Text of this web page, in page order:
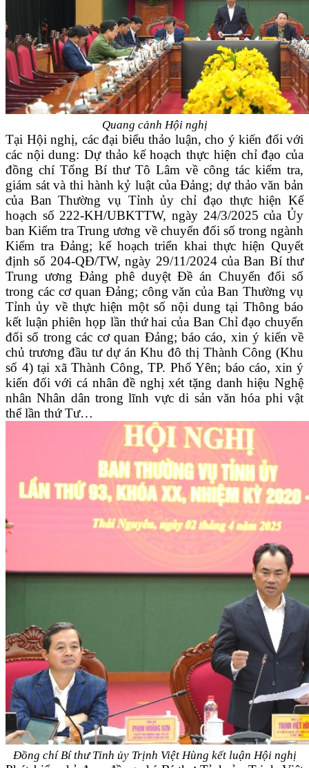
Quang cảnh Hội nghị
Tại Hội nghị, các đại biểu thảo luận, cho ý kiến đối với
các nội dung: Dự thảo kế hoạch thực hiện chỉ đạo của
đồng chí Tổng Bí thư Tô Lâm về công tác kiểm tra,
giám sát và thi hành kỷ luật của Đảng; dự thảo văn bản
của Ban Thường vụ Tỉnh ủy chỉ đạo thực hiện Kế
hoạch số 222-KH/UBKTTW, ngày 24/3/2025 của Ủy
ban Kiểm tra Trung ương về chuyển đổi số trong ngành
Kiểm tra Đảng; kế hoạch triển khai thực hiện Quyết
định số 204-QĐ/TW, ngày 29/11/2024 của Ban Bí thư
Trung ương Đảng phê duyệt Đề án Chuyển đổi số
trong các cơ quan Đảng; công văn của Ban Thường vụ
Tỉnh ủy về thực hiện một số nội dung tại Thông báo
kết luận phiên họp lần thứ hai của Ban Chỉ đạo chuyển
đổi số trong các cơ quan Đảng; báo cáo, xin ý kiến về
chủ trương đầu tư dự án Khu đô thị Thành Công (Khu
số 4) tại xã Thành Công, TP. Phổ Yên; báo cáo, xin ý
kiến đối với cá nhân đề nghị xét tặng danh hiệu Nghệ
nhân Nhân dân trong lĩnh vực di sản văn hóa phi vật
thể lần thứ Tư…
Đồng chí Bí thư Tỉnh ủy Trịnh Việt Hùng kết luận Hội nghị